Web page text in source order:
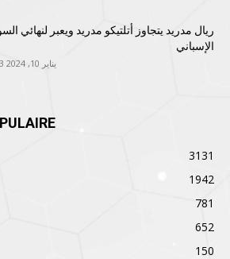
ريال مدريد يتجاوز أتلتيكو مدريد ويعبر لنهائي
الإسباني
يناير 10, 2024 23:53
3131
1942
781
652
150